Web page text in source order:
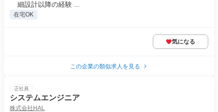
細設計以降の経験 ...
在宅OK
気になる
この企業の類似求人を見る
正社員
システムエンジニア
株式会社HAL